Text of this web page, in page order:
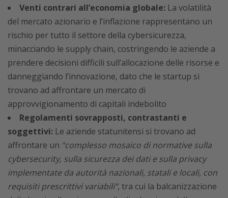
Venti contrari all’economia globale: La volatilità
del mercato azionario e l’inflazione rappresentano un
rischio per tutto il settore della cybersicurezza,
minacciando le supply chain, costringendo le aziende a
prendere decisioni difficili sull’allocazione delle risorse e
danneggiando l’innovazione, dato che le startup si
trovano ad affrontare un mercato di
approvvigionamento di capitali indebolito
Regolamenti sovrapposti, contrastanti e
soggettivi: Le aziende statunitensi si trovano ad
affrontare un “complesso mosaico di normative sulla
cybersecurity, sulla sicurezza dei dati e sulla privacy
implementate da autorità nazionali, statali e locali, con
requisiti prescrittivi variabili”, tra cui la balcanizzazione